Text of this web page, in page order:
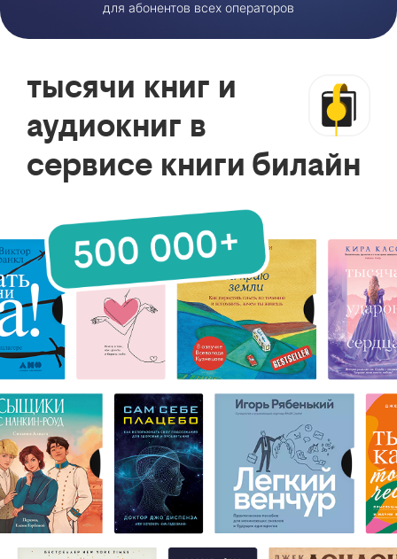
для абонентов всех операторов
тысячи книг и
аудиокниг в
сервисе книги билайн